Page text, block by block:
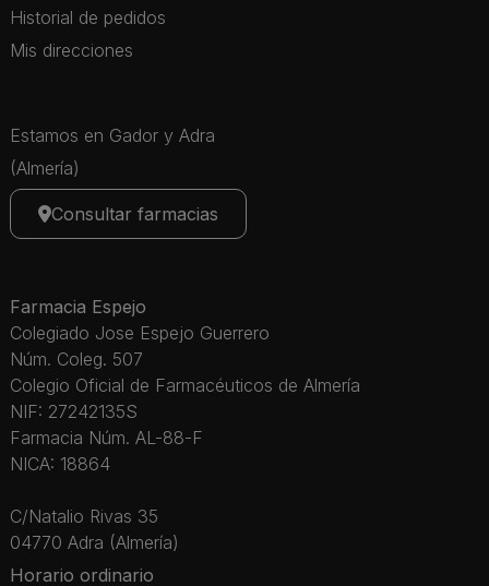
Historial de pedidos
Mis direcciones
Estamos en Gador y Adra
(Almería)
Consultar farmacias
Farmacia Espejo
Colegiado Jose Espejo Guerrero
Núm. Coleg. 507
Colegio Oficial de Farmacéuticos de Almería
NIF: 27242135S
Farmacia Núm. AL-88-F
NICA: 18864
C/Natalio Rivas 35
04770 Adra (Almería)
Horario ordinario